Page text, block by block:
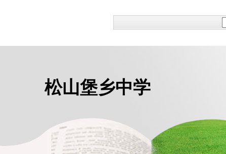
松山堡乡中学